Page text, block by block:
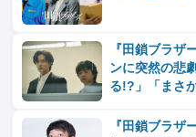
『田鎖ブラザ
ンに突然の悲
る!?」「まさか
『田鎖ブラザ